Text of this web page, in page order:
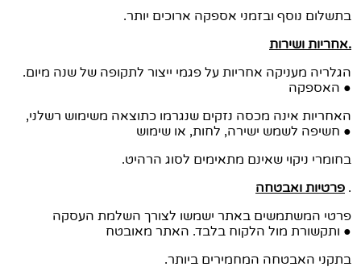
.בתשלום נוסף ובזמני אספקה ארוכים יותר
אחריות ושירות.
.הגלריה מעניקה אחריות על פגמי ייצור לתקופה של שנה מיום
האספקה ●
האחריות אינה מכסה נזקים שנגרמו כתוצאה משימוש רשלני,
חשיפה לשמש ישירה, לחות, או שימוש ●
.בחומרי ניקוי שאינם מתאימים לסוג הרהיט
פרטיות ואבטחה .
פרטי המשתמשים באתר ישמשו לצורך השלמת העסקה
ותקשורת מול הלקוח בלבד. האתר מאובטח ●
.בתקני האבטחה המחמירים ביותר